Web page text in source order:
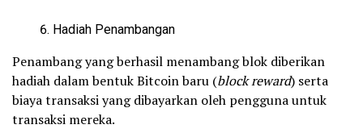
Hadiah Penambangan
Penambang yang berhasil menambang blok diberikan
hadiah dalam bentuk Bitcoin baru (block reward) serta
biaya transaksi yang dibayarkan oleh pengguna untuk
transaksi mereka.